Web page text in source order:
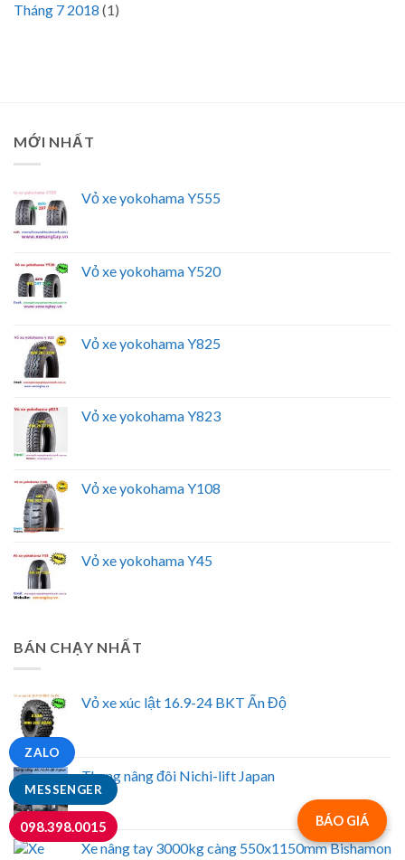
MESSENGER
ZALO
098.398.0015
Tháng 7 2018 (1)
MỚI NHẤT
Vỏ xe yokohama Y555
Vỏ xe yokohama Y520
Vỏ xe yokohama Y825
Vỏ xe yokohama Y823
Vỏ xe yokohama Y108
Vỏ xe yokohama Y45
BÁN CHẠY NHẤT
Vỏ xe xúc lật 16.9-24 BKT Ấn Độ
Thang nâng đôi Nichi-lift Japan
Xe nâng tay 3000kg càng 550x1150mm Bishamon
BÁO GIÁ